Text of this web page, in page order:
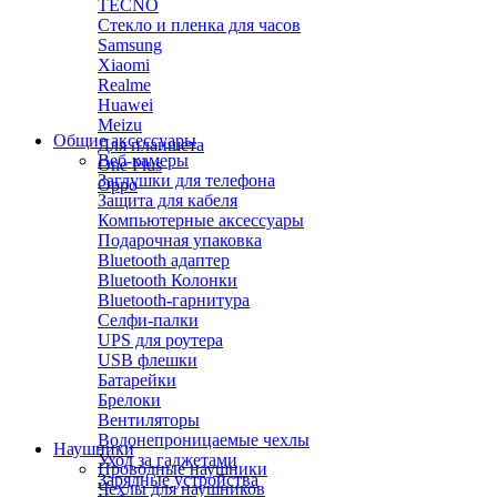
TECNO
Стекло и пленка для часов
Samsung
Xiaomi
Realme
Huawei
Meizu
Для планшета
One Plus
Oppo
Общие аксессуары
Веб-камеры
Заглушки для телефона
Защита для кабеля
Компьютерные аксессуары
Подарочная упаковка
Bluetooth адаптер
Bluetooth Колонки
Bluetooth-гарнитура
Селфи-палки
UPS для роутера
USB флешки
Батарейки
Брелоки
Вентиляторы
Водонепроницаемые чехлы
Уход за гаджетами
Зарядные устройства
Наушники
Проводные наушники
Чехлы для наушников